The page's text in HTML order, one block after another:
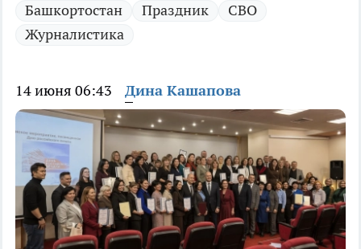
Башкортостан Праздник
СВО
Журналистика
14 июня 06:43 Дина Кашапова